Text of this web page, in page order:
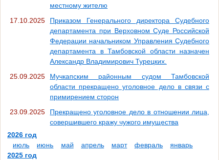
местному жителю
17.10.2025
Приказом Генерального директора Судебного
департамента при Верховном Суде Российской
Федерации начальником Управления Судебного
департамента в Тамбовской области назначен
Александр Владимирович Турецких.
25.09.2025
Мучкапским районным судом Тамбовской
области прекращено уголовное дело в связи с
примирением сторон
23.09.2025
Прекращено уголовное дело в отношении лица,
совершившего кражу чужого имущества
2026 год
июль
июнь май апрель март февраль
январь
2025 год